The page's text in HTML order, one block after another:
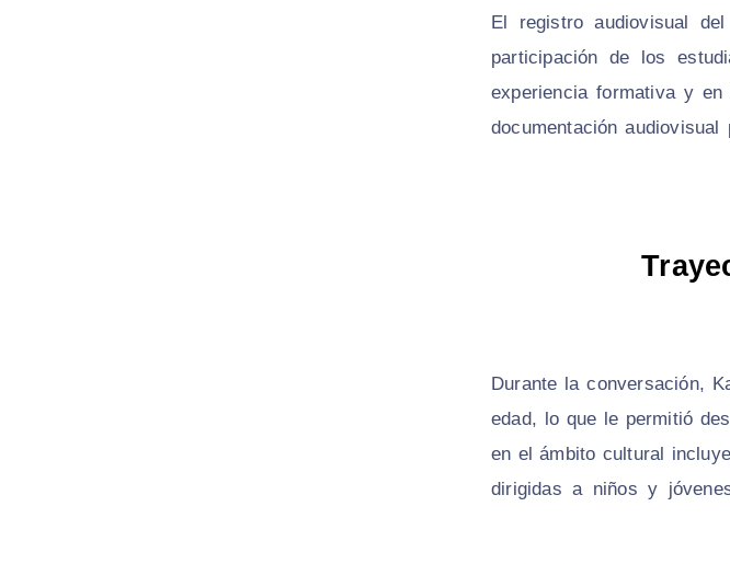
El registro audiovisual
participación de los
experiencia formativa y
documentación
Durante la conversación,
edad, lo que le permitió
en el ámbito cultural
dirigidas a niños y